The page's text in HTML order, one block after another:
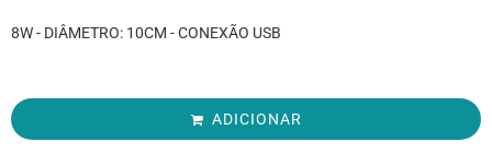
8W - DIÂMETRO: 10CM - CONEXÃO USB
ADICIONAR